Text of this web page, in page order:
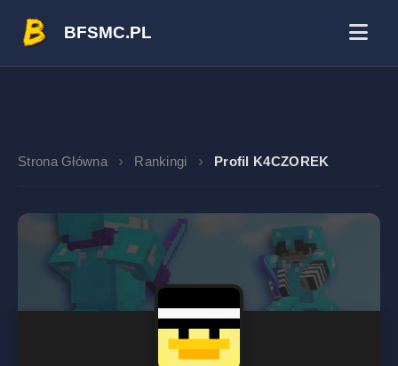
BFSMC.PL
Strona Główna Rankingi Profil K4CZOREK